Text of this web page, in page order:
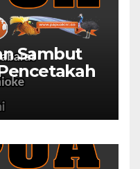
Sambut
di Papua